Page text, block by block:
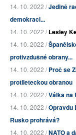
14. 10. 2022 /Jedině
demokraci...
14. 10. 2022 /Lesley
14. 10. 2022 /
protivzdušné obrany...
14. 10. 2022 /Proč se
protileteckou obranou
14. 10. 2022 /Válka na
14. 10. 2022 /Opravdu
Rusko prohrává?
14. 10. 2022 /NATO a